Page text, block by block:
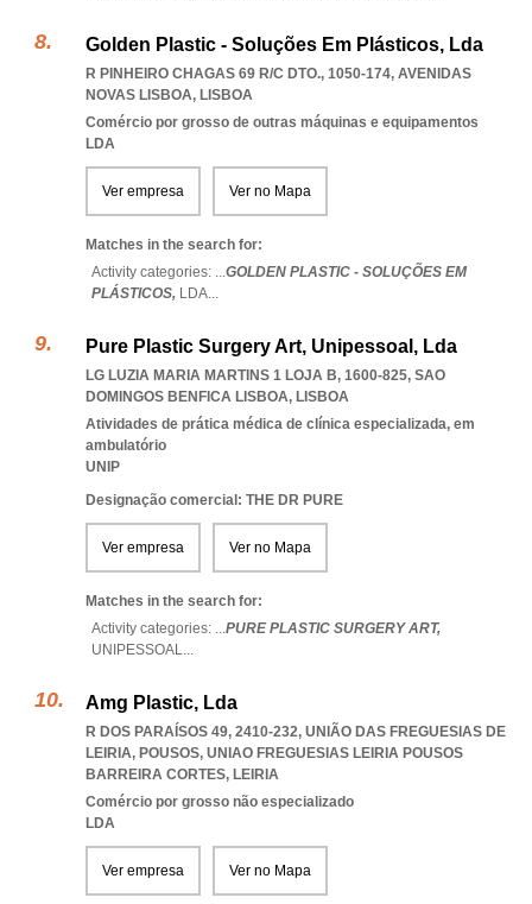
Golden Plastic - Soluções Em Plásticos, Lda
R PINHEIRO CHAGAS 69 R/C DTO., 1050-174, AVENIDAS
NOVAS LISBOA, LISBOA
Comércio por grosso de outras máquinas e equipamentos
LDA
Ver empresa Ver no Mapa
Matches in the search for:
Activity categories: ...GOLDEN PLASTIC - SOLUÇÕES EM
PLÁSTICOS, LDA...
Pure Plastic Surgery Art, Unipessoal, Lda
LG LUZIA MARIA MARTINS 1 LOJA B, 1600-825, SAO
DOMINGOS BENFICA LISBOA, LISBOA
Atividades de prática médica de clínica especializada, em
ambulatório
UNIP
Designação comercial: THE DR PURE
Ver empresa Ver no Mapa
Matches in the search for:
Activity categories: ...PURE PLASTIC SURGERY ART,
UNIPESSOAL...
Amg Plastic, Lda
R DOS PARAÍSOS 49, 2410-232, UNIÃO DAS FREGUESIAS DE
LEIRIA, POUSOS, UNIAO FREGUESIAS LEIRIA POUSOS
BARREIRA CORTES, LEIRIA
Comércio por grosso não especializado
LDA
Ver empresa Ver no Mapa